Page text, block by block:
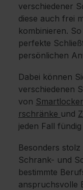
verschiedener
diese auch frei
kombinieren.
perfekte
persönlichen
Dabei können
verschiedenen
von
rschränke und
jeden Fall
Besonders
Schrank- und
bestimmte
anspruchsvolle